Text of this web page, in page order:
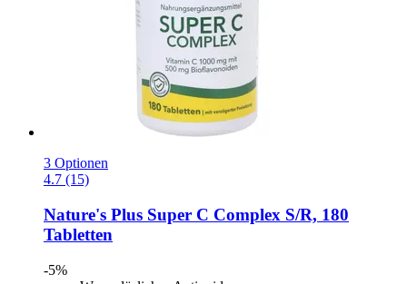
3 Optionen
4.7 (15)
Nature's Plus Super C Complex S/R, 180
Tabletten
-5%